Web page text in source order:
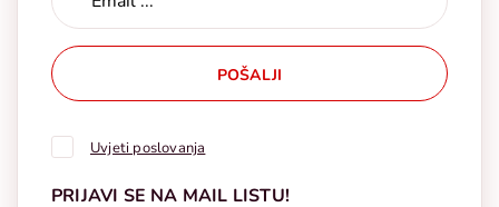
POŠALJI
Uvjeti poslovanja
PRIJAVI SE NA MAIL LISTU!